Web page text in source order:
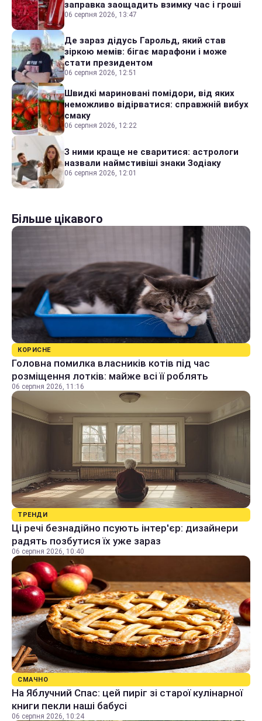
заправка заощадить взимку час і гроші
06 серпня 2026, 13:47
Де зараз дідусь Гарольд, який став
зіркою мемів: бігає марафони і може
стати президентом
06 серпня 2026, 12:51
Швидкі мариновані помідори, від яких
неможливо відірватися: справжній вибух
смаку
06 серпня 2026, 12:22
З ними краще не сваритися: астрологи
назвали наймстивіші знаки Зодіаку
06 серпня 2026, 12:01
Більше цікавого
КОРИСНЕ
Головна помилка власників котів під час
розміщення лотків: майже всі її роблять
06 серпня 2026, 11:16
ТРЕНДИ
Ці речі безнадійно псують інтер'єр: дизайнери
радять позбутися їх уже зараз
06 серпня 2026, 10:40
СМАЧНО
На Яблучний Спас: цей пиріг зі старої кулінарної
книги пекли наші бабусі
06 серпня 2026, 10:24